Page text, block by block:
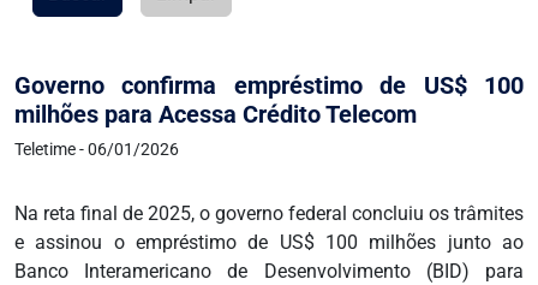
Governo confirma empréstimo de US$ 100
milhões para Acessa Crédito Telecom
Teletime - 06/01/2026
Na reta final de 2025, o governo federal concluiu os trâmites
e assinou o empréstimo de US$ 100 milhões junto ao
Banco Interamericano de Desenvolvimento (BID) para